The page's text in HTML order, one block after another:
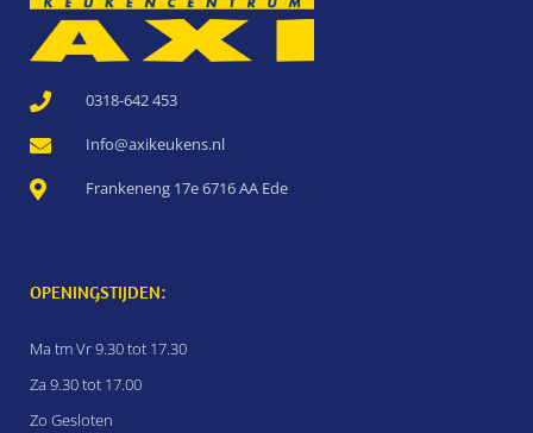
0318-642 453
Info@axikeukens.nl
Frankeneng 17e 6716 AA Ede
OPENINGSTIJDEN:
Ma tm Vr 9.30 tot 17.30
Za 9.30 tot 17.00
Zo Gesloten